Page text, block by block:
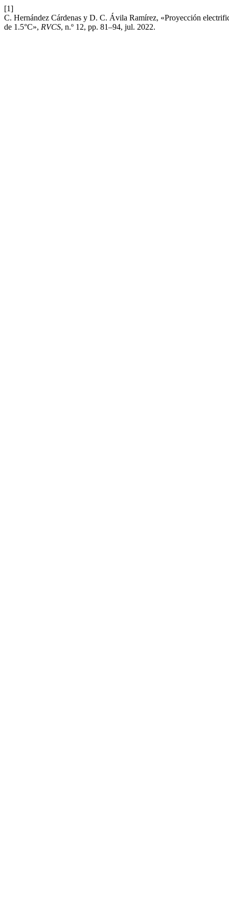
[1]
C. Hernández Cárdenas y D. C. Ávila Ramírez, «Proyección
de 1.5°C», RVCS, n.º 12, pp. 81–94, jul. 2022.